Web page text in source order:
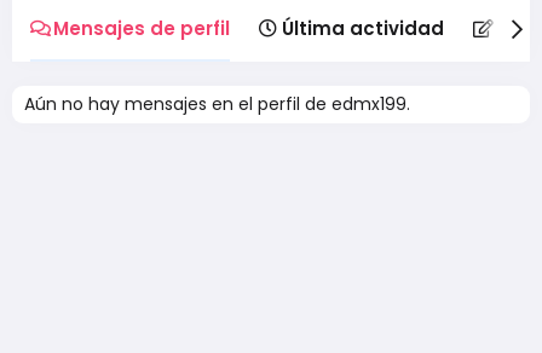
Mensajes de perfil Última actividad
Aún no hay mensajes en el perfil de edmx199.